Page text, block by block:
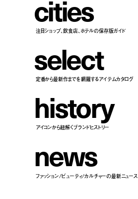
cities
注目ショップ、飲食店、ホテルの保存版ガイド
select
定番から最新作までを網羅するアイテムカタログ
history
アイコンから紐解くブランドヒストリー
news
ファッション/ビューティ/カルチャーの最新ニュース